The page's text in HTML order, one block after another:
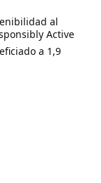
al
Active
a 1,9